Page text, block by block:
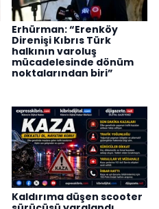
Erhürman: “Erenköy
Direnişi Kıbrıs Türk
halkının varoluş
mücadelesinde dönüm
noktalarından biri”
Kaldırıma düşen scooter